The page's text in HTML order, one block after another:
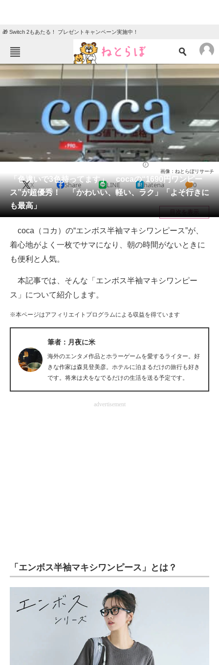
🎁 Switch 2もあたる！ プレゼントキャンペーン実施中！
ねとらぼメニュー
ニュース
クイズ
地域
教育・育児
動物 リサーチ
会員記事
メディア
注目記事を集めた総合ページ
ITの今と未来を見通す
スマホと通信の最新トレンド
進化するPCとデバイスの未来
AI活用のいまが分かる
企業ITのトレンドを詳説
エネルギーの専門メディア
建設×テクノロジーの最前線
ちょっと気になるネットの話題
「色違いで3色持ってます」 cocaの“1690円ワンピー
ス”が超優秀！ 「かわいい、軽い、ラク」「よそ行きに
も最高」
画像：ねとらぼリサーチ
X Share LINE hatena 0
目次を表示
coca（コカ）の“エンボス半袖マキシワンピース”が、
着心地がよく一枚でサマになり、朝の時間がないときに
も便利と人気。
本記事では、そんな「エンボス半袖マキシワンピー
ス」について紹介します。
※本ページはアフィリエイトプログラムによる収益を得ています
筆者：月夜に米
海外のエンタメ作品とホラーゲームを愛するライター。好
きな作家は森見登美彦。ホテルに泊まるだけの旅行も好き
です。将来は犬をなでるだけの生活を送る予定です。
advertisement
「エンボス半袖マキシワンピース」とは？